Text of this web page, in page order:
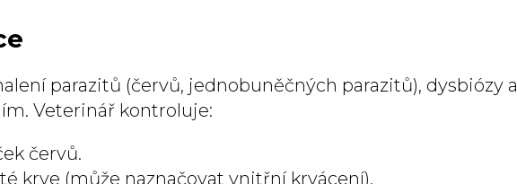
parazitů (červů, jednobuněčných parazitů), dysbiózy a
Veterinář kontroluje:
červů.
krve (může naznačovat vnitřní krvácení).